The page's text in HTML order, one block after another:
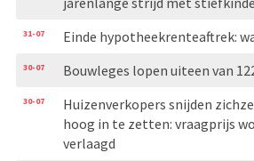
31-07 Einde hypotheekrenteaftrek:
30-07 Bouwleges lopen uiteen van
30-07
Huizenverkopers snijden
hoog in te zetten: vraagprijs
verlaagd